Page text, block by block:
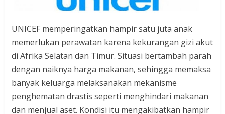
UNICEF memperingatkan hampir satu juta anak
memerlukan perawatan karena kekurangan gizi akut
di Afrika Selatan dan Timur. Situasi bertambah parah
dengan naiknya harga makanan, sehingga memaksa
banyak keluarga melaksanakan mekanisme
penghematan drastis seperti menghindari makanan
dan menjual aset. Kondisi itu mengakibatkan hampir